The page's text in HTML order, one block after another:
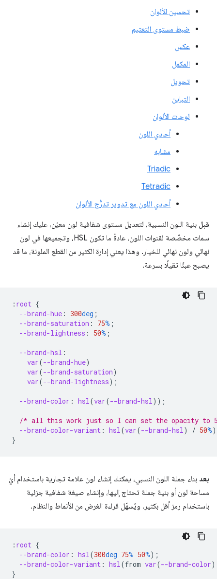
تحسين الألوان
ضبط مستوى التعتيم
عكس
المكمل
تحويل
التباين
لوحات الألوان
أحادي اللون
مشابه
Triadic
Tetradic
أحادي اللون مع تدوير تدرُّج الألوان
قبل بنية اللون النسبية، لتعديل مستوى شفافية لون معيّن، عليك إنشاء
سمات مخصّصة لقنوات اللون، عادةً ما تكون HSL، وتجميعها في لون
نهائي ولون نهائي للخيار. وهذا يعني إدارة الكثير من القطع الملونة، ما قد
يصبح عبئًا ثقيلًا بسرعة.
: root {
--brand-hue : 300deg ;
--brand-saturation : 75% ;
--brand-lightness : 50% ;
--brand-hsl :
var(--brand-hue)
var(--brand-saturation)
var(--brand-lightness);
--brand-color : hsl(var(--brand-hsl));
/* all this work just so I can set the opacity to
--brand-color-variant : hsl(var(--brand-hsl) / 50%
}
بعد بناء جملة اللون النسبي، يمكنك إنشاء لون علامة تجارية باستخدام أيّ
مساحة لون أو بنية جملة تحتاج إليها، وإنشاء صيغة شفافية جزئية
باستخدام رمز أقل بكثير. ويُسهّل قراءة الغرض من الأنماط والنظام.
: root {
--brand-color : hsl(300deg 75% 50%);
--brand-color-variant : hsl(from var(--brand-color)
}